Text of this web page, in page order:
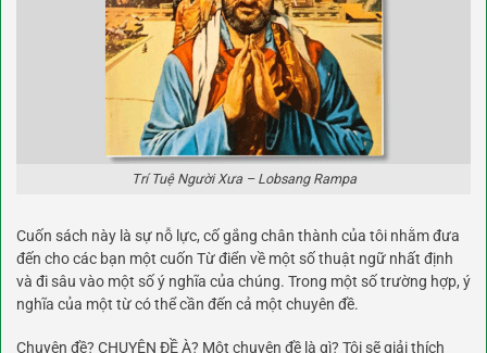
Trí Tuệ Người Xưa – Lobsang Rampa
Cuốn sách này là sự nỗ lực, cố gắng chân thành của tôi nhằm đưa
đến cho các bạn một cuốn Từ điển về một số thuật ngữ nhất định
và đi sâu vào một số ý nghĩa của chúng. Trong một số trường hợp, ý
nghĩa của một từ có thể cần đến cả một chuyên đề.
Chuyên đề? CHUYÊN ĐỀ À? Một chuyên đề là gì? Tôi sẽ giải thích